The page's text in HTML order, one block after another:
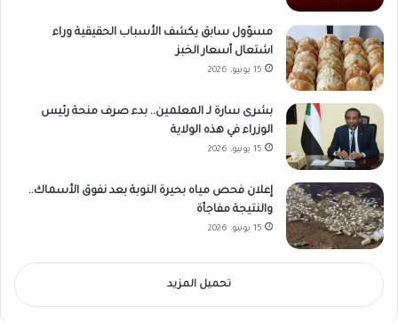
مسؤول سابق يكشف الأسباب الحقيقية وراء
اشتعال أسعار الخبز
15 يونيو، 2026
بشرى سارة لـ المعلمين.. بدء صرف منحة رئيس
الوزراء في هذه الولاية
15 يونيو، 2026
إعلان فحص مياه بحيرة النوبة بعد نفوق الأسماك..
والنتيجة مفاجأة
15 يونيو، 2026
تحميل المزيد